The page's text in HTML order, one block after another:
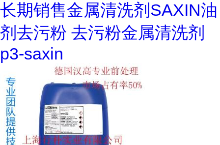
长期销售金属清洗剂SAXIN油
剂去污粉 去污粉金属清洗剂
p3-saxin